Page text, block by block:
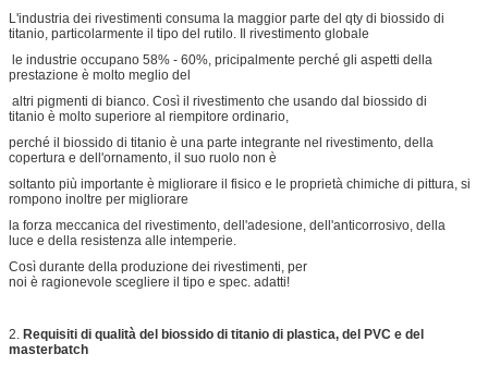
L'industria dei rivestimenti consuma la maggior parte del qty di biossido di
titanio, particolarmente il tipo del rutilo. Il rivestimento globale
le industrie occupano 58% - 60%, pricipalmente perché gli aspetti della
prestazione è molto meglio del
altri pigmenti di bianco. Così il rivestimento che usando dal biossido di
titanio è molto superiore al riempitore ordinario,
perché il biossido di titanio è una parte integrante nel rivestimento, della
copertura e dell'ornamento, il suo ruolo non è
soltanto più importante è migliorare il fisico e le proprietà chimiche di pittura, si
rompono inoltre per migliorare
la forza meccanica del rivestimento, dell'adesione, dell'anticorrosivo, della
luce e della resistenza alle intemperie.
Così durante della produzione dei rivestimenti, per
noi è ragionevole scegliere il tipo e spec. adatti!
2. Requisiti di qualità del biossido di titanio di plastica, del PVC e del
masterbatch